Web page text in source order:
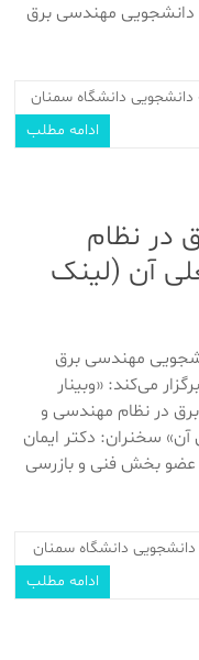
دانشجویی مهندسی برق
دانشگاه سمنان
ادامه مطلب
در نظام
آن (لینک
مهندسی برق
می‌کند: «وبینار
در نظام مهندسی و
سخنران: دکتر ایمان
بخش فنی و بازرسی
دانشگاه سمنان
ادامه مطلب